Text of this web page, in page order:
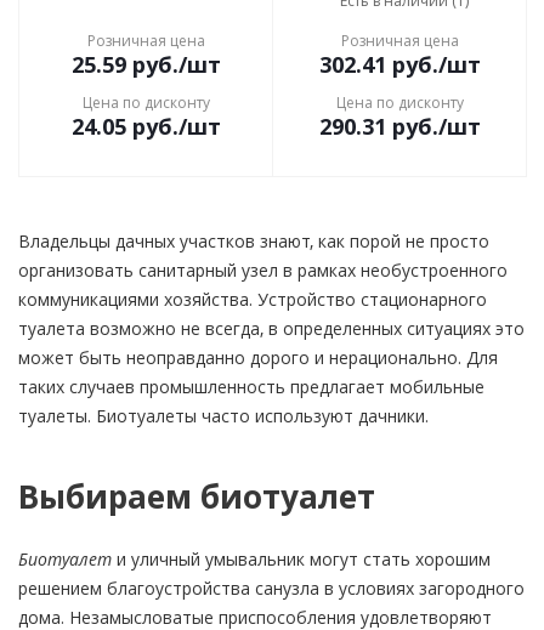
Розничная цена
25.59руб./шт
Цена по дисконту
24.05руб./шт
Розничная цена
302.41 руб./шт
Цена по дисконту
290.31 руб./шт
Владельцы дачных участков знают, как порой не просто
организовать санитарный узел в рамках необустроенного
коммуникациями хозяйства. Устройство стационарного
туалета возможно не всегда, в определенных ситуациях это
может быть неоправданно дорого и нерационально. Для
таких случаев промышленность предлагает мобильные
туалеты. Биотуалеты часто используют дачники.
Выбираем биотуалет
Биотуалет и уличный умывальник могут стать хорошим
решением благоустройства санузла в условиях загородного
дома. Незамысловатые приспособления удовлетворяют